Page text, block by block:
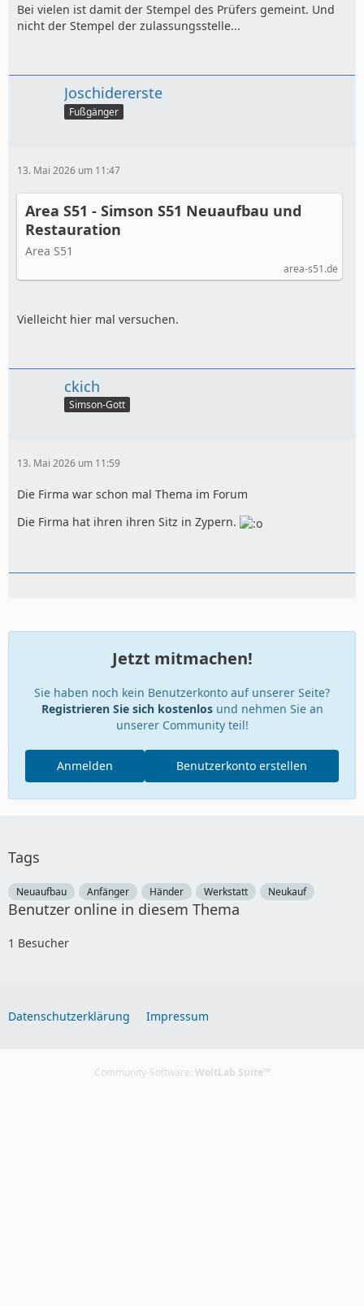
Bei vielen ist damit der Stempel des Prüfers gemeint. Und
nicht der Stempel der zulassungsstelle...
Joschidererste
Fußgänger
13. Mai 2026 um 11:47
Area S51 - Simson S51 Neuaufbau und
Restauration
Area S51
area-s51.de
Vielleicht hier mal versuchen.
ckich
Simson-Gott
13. Mai 2026 um 11:59
Die Firma war schon mal Thema im Forum
Die Firma hat ihren ihren Sitz in Zypern.
Jetzt mitmachen!
Sie haben noch kein Benutzerkonto auf unserer Seite?
Registrieren Sie sich kostenlosund nehmen Sie an
unserer Community teil!
Benutzerkonto erstellen
Anmelden
Tags
Neuaufbau Anfänger Händer Werkstatt Neukauf
Benutzer online in diesem Thema
1 Besucher
Datenschutzerklärung Impressum
Community-Software: WoltLab Suite™